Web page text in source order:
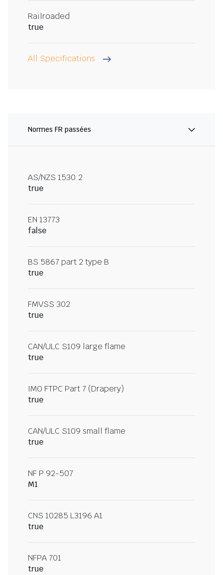
Railroaded
true
All Specifications
Normes FR passées
AS/NZS 1530.2
true
EN 13773
false
BS 5867 part 2 type B
true
FMVSS 302
true
CAN/ULC S109 large flame
true
IMO FTPC Part 7 (Drapery)
true
CAN/ULC S109 small flame
true
NF P 92-507
M1
CNS 10285 L3196 A1
true
NFPA 701
true